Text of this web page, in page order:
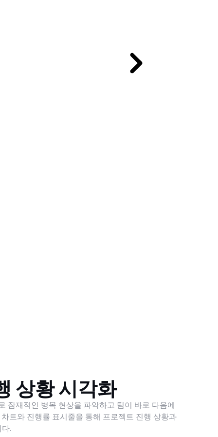
상황 시각화
잠재적인 병목 현상을 파악하고 팀이 바로 다음에
트와 진행률 표시줄을 통해 프로젝트 진행 상황과
.